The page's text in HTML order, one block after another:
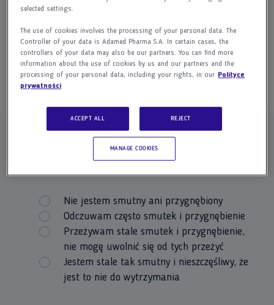
Wydrukowaną i wypełnioną ankietę
powinniśmy przekazać lekarzowi.
ROZWIĄŻ TEST
Nie jestem smutny ani przygnębiony
Odczuwam często smutek i przygnębienie
Przeżywam stale smutek i przygnębienie,
nie mogę uwolnić się od tych przeżyć
Jestem stale tak smutny i nieszczęśliwy, że
jest to nie do wytrzymania
selected settings.
The use of cookies involves the processing of your personal data. The
Controller of your data is Adamed Pharma S.A. In certain cases, the
controllers of your data may also be our partners. You can find more
information about the use of cookies by us and our partners and the
processing of your personal data, including your rights, in our Polityce
prywatności
ACCEPT ALL REJECT
MANAGE COOKIES